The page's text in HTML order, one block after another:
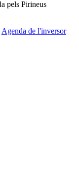
Agenda de l'inversor